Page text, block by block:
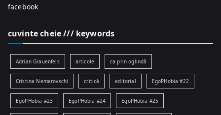
facebook
cuvinte cheie /// keywords
Adrian Grauenfels articole ca prin oglindă
Cristina Nemerovschi critică editorial EgoPHobia #22
EgoPHobia #23 EgoPHobia #24 EgoPHobia #25